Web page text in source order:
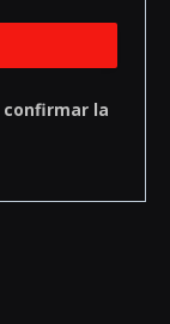
confirmar la